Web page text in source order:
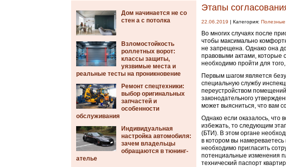
Дом начинается не со
стен а с потолка
Взломостойкость
роллетных ворот:
классы защиты,
уязвимые места и
реальные тесты на проникновение
Ремонт спецтехники:
выбор оригинальных
запчастей и
особенности
обслуживания
Индивидуальная
настройка автомобиля:
зачем владельцы
обращаются в тюнинг-
ателье
Этапы
22.06.2019 | Категория: Полезные
Во многих случаях после
чтобы максимально
не запрещена. Однако она
правовыми актами, которые
необходимо пройти для
Первым шагом является
специальную службу
переустройством
законодательного
может выясниться, что вам
Однако если оказалось, что
избежать, то следующим
(БТИ). В этом органе
в котором вы
необходимо пригласить
потенциальные изменения
технический паспорт